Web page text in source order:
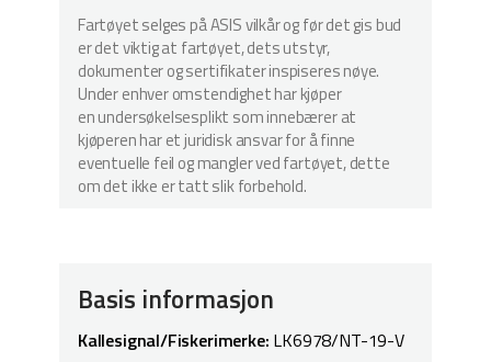
Fartøyet selges på ASIS vilkår og før det gis bud
er det viktig at fartøyet, dets utstyr,
dokumenter og sertifikater inspiseres nøye.
Under enhver omstendighet har kjøper
en undersøkelsesplikt som innebærer at
kjøperen har et juridisk ansvar for å finne
eventuelle feil og mangler ved fartøyet, dette
om det ikke er tatt slik forbehold.
Basis informasjon
Kallesignal/Fiskerimerke: LK6978/NT-19-V